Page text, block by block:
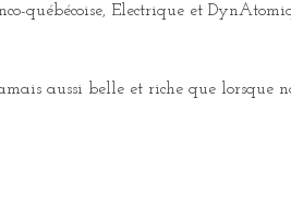
québécoise, Electrique et
aussi belle et riche que lorsque